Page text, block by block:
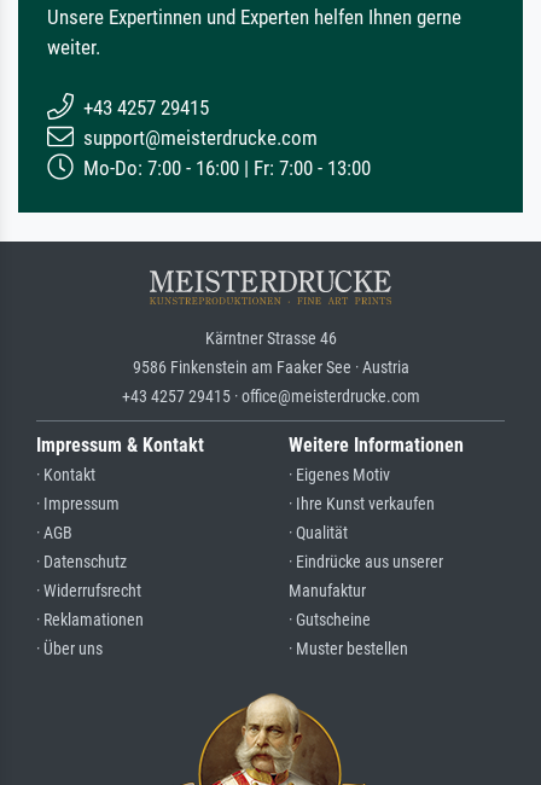
Unsere Expertinnen und Experten helfen Ihnen gerne
weiter.
+43 4257 29415
support@meisterdrucke.com
Mo-Do: 7:00 - 16:00 | Fr: 7:00 - 13:00
Kärntner Strasse 46
9586 Finkenstein am Faaker See · Austria
+43 4257 29415 · office@meisterdrucke.com
Impressum & Kontakt
· Kontakt
· Impressum
· AGB
· Datenschutz
· Widerrufsrecht
· Reklamationen
· Über uns
Weitere Informationen
· Eigenes Motiv
· Ihre Kunst verkaufen
· Qualität
· Eindrücke aus unserer
Manufaktur
· Gutscheine
· Muster bestellen